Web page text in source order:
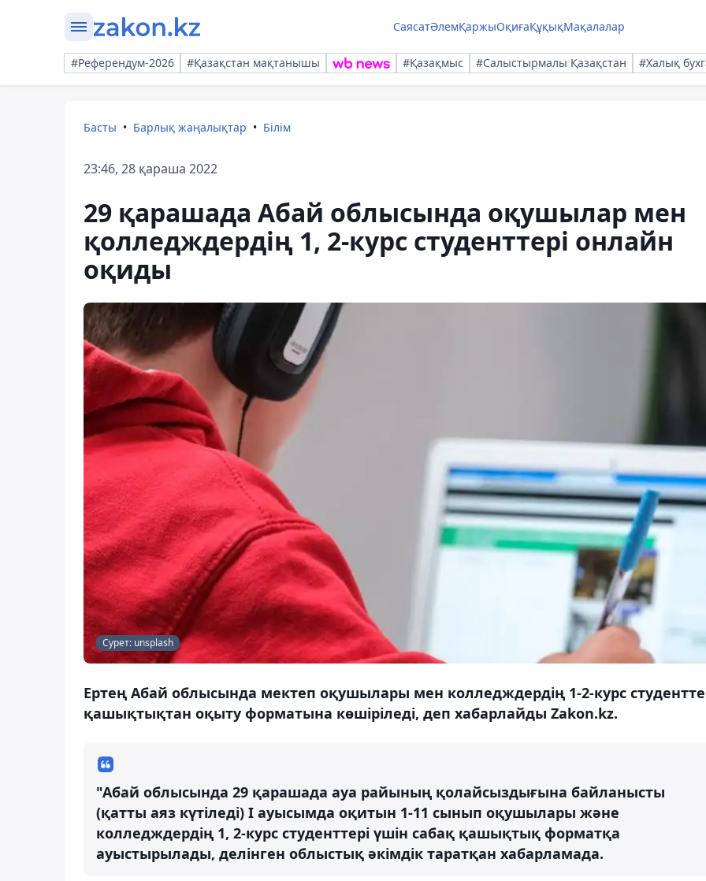
СаясатӘлемҚаржыОқиғаҚұқықМақалалар
#Референдум-2026 #Қазақстан мақтанышы #Қазақмыс #Салыстырмалы Қазақстан #Халық
Басты Барлық жаңалықтар Білім
23:46, 28 қараша 2022
29 қарашада Абай облысында оқушылар мен
қолледждердің 1, 2-курс студенттері онлайн
оқиды
Сурет: unsplash
Ертең Абай облысында мектеп оқушылары мен колледждердің 1-2-курс
қашықтықтан оқыту форматына көшіріледі, деп хабарлайды Zakon.kz.
"Абай облысында 29 қарашада ауа райының қолайсыздығына байланысты
(қатты аяз күтіледі) І ауысымда оқитын 1-11 сынып оқушылары және
колледждердің 1, 2-курс студенттері үшін сабақ қашықтық форматқа
ауыстырылады, делінген облыстық әкімдік таратқан хабарламада.